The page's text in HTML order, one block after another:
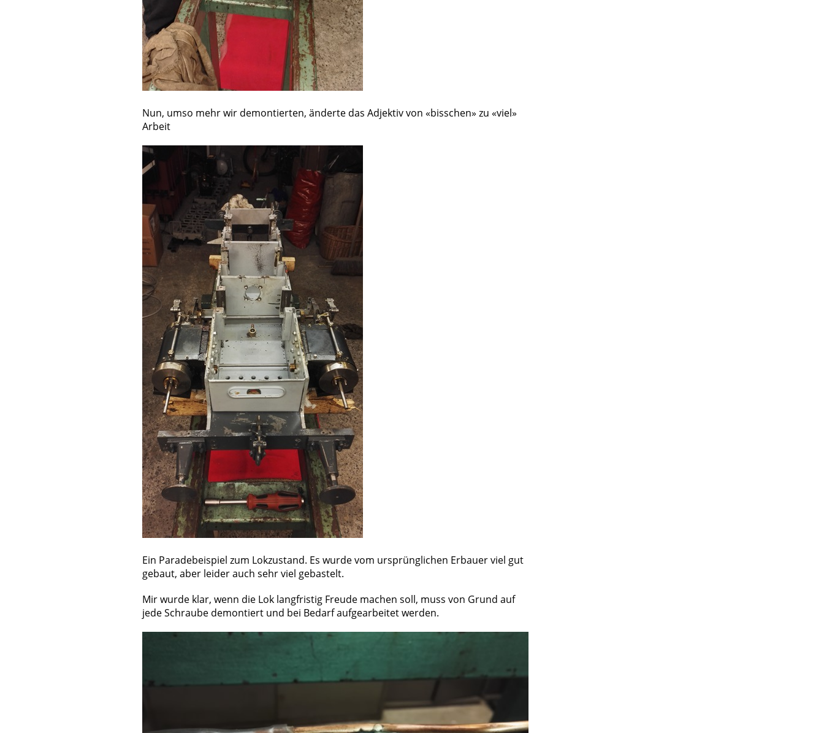
Nun, umso mehr wir demontierten, änderte das Adjektiv von «bisschen» zu «viel»
Arbeit
Ein Paradebeispiel zum Lokzustand. Es wurde vom ursprünglichen Erbauer viel gut
gebaut, aber leider auch sehr viel gebastelt.
Mir wurde klar, wenn die Lok langfristig Freude machen soll, muss von Grund auf
jede Schraube demontiert und bei Bedarf aufgearbeitet werden.